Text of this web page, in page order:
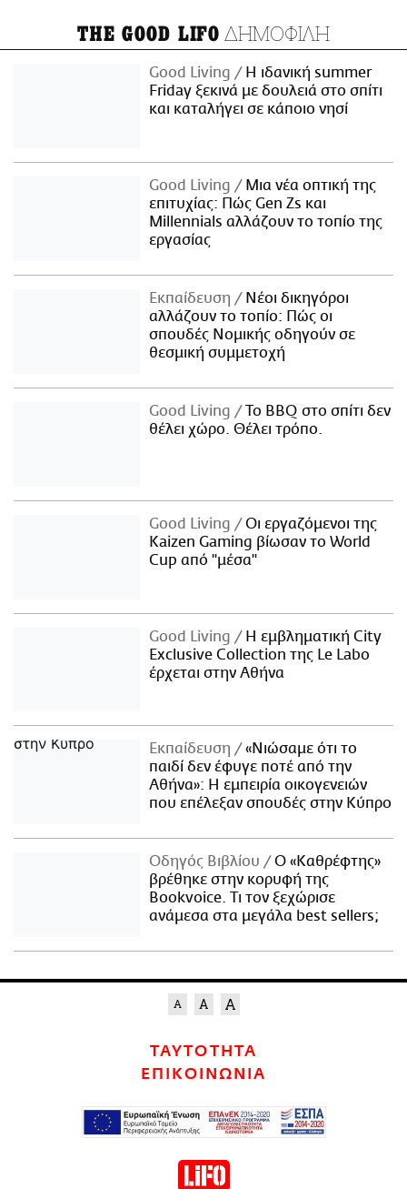
THE GOOD LIFO ΔΗΜΟΦΙΛΗ
Good Living
Η ιδανική summer
Friday ξεκινά με δουλειά στο σπίτι
και καταλήγει σε κάποιο νησί
Good Living
Μια νέα οπτική της
επιτυχίας: Πώς Gen Zs και
Millennials αλλάζουν το τοπίο της
εργασίας
Εκπαίδευση
Νέοι δικηγόροι
αλλάζουν το τοπίο: Πώς οι
σπουδές Νομικής οδηγούν σε
θεσμική συμμετοχή
Good Living
Το BBQ στο σπίτι δεν
θέλει χώρο. Θέλει τρόπο.
Good Living
Οι εργαζόμενοι της
Kaizen Gaming βίωσαν το World
Cup από "μέσα"
Good Living
Η εμβληματική City
Exclusive Collection της Le Labo
έρχεται στην Αθήνα
Εκπαίδευση
«Νιώσαμε ότι το
παιδί δεν έφυγε ποτέ από την
Αθήνα»: Η εμπειρία οικογενειών
που επέλεξαν σπουδές στην Κύπρο
Οδηγός Βιβλίου
Ο «Καθρέφτης»
βρέθηκε στην κορυφή της
Bookvoice. Τι τον ξεχώρισε
ανάμεσα στα μεγάλα best sellers;
ΤΑΥΤΟΤΗΤΑ
ΕΠΙΚΟΙΝΩΝΙΑ